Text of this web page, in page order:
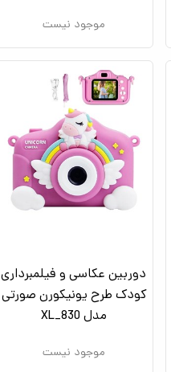
موجود نیست
دوربین عکاسی و فیلمبرداری
کودک طرح یونیکورن صورتی
مدل XL_830
موجود نیست